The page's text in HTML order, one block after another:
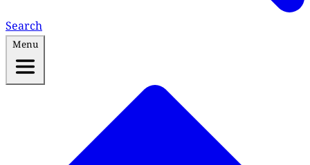
Search
Menu